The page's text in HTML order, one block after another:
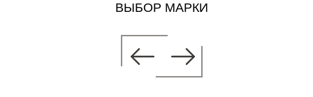
ВЫБОР МАРКИ